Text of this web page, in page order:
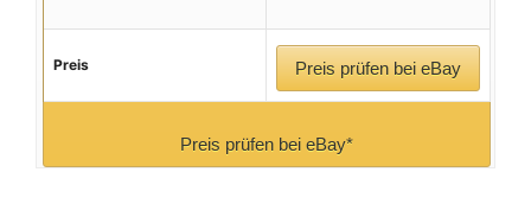
Preis Preis prüfen bei eBay
Preis prüfen bei eBay*